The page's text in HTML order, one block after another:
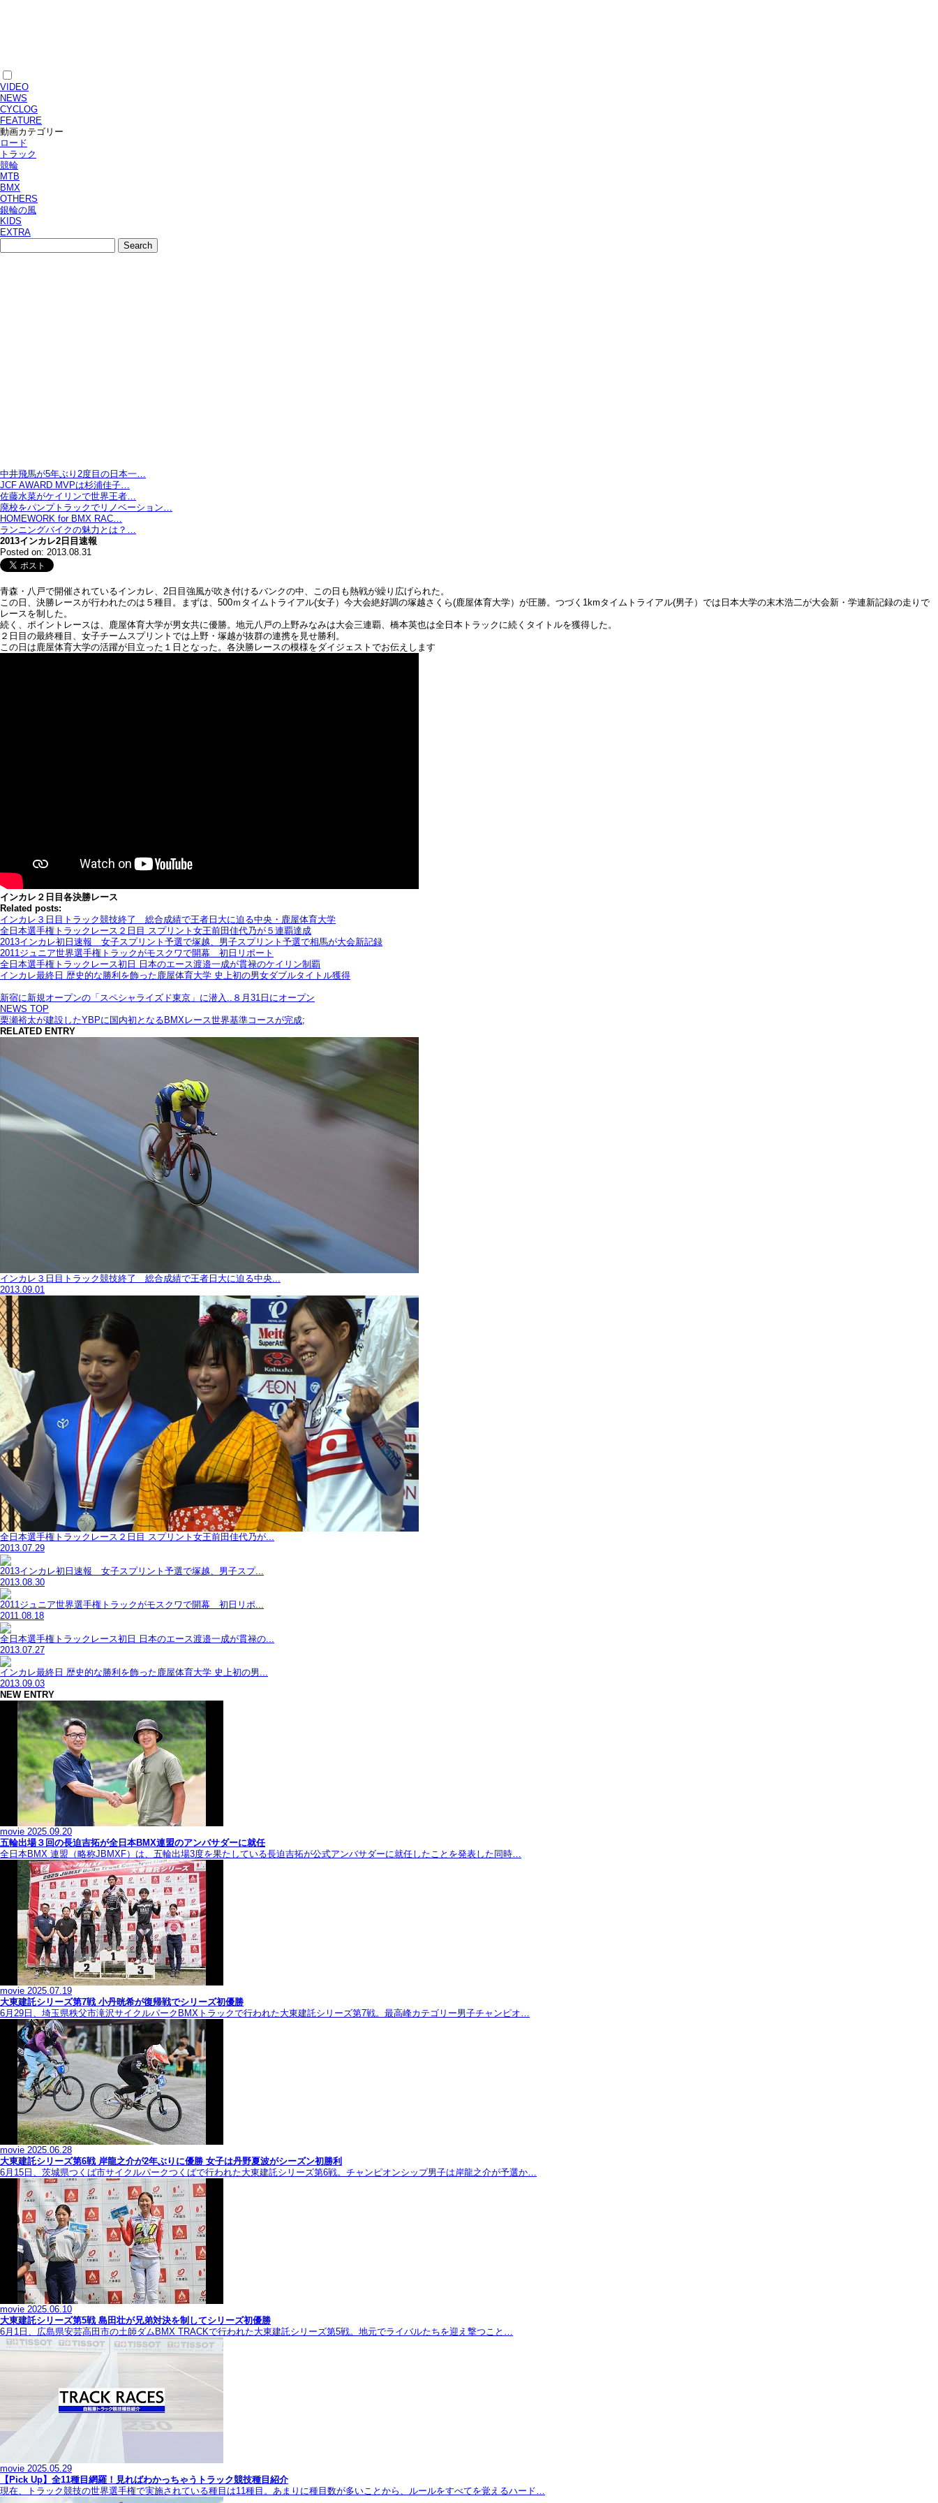
VIDEO
NEWS
CYCLOG
FEATURE
動画カテゴリー
ロード
トラック
競輪
MTB
BMX
OTHERS
銀輪の風
KIDS
EXTRA
中井飛馬が5年ぶり2度目の日本一…
JCF AWARD MVPは杉浦佳子…
佐藤水菜がケイリンで世界王者…
廃校をパンプトラックでリノベーション…
HOMEWORK for BMX RAC…
ランニングバイクの魅力とは？…
2013インカレ2日目速報
Posted on: 2013.08.31
青森・八戸で開催されているインカレ、2日目強風が吹き付けるバンクの中、この日も熱戦が繰り広げられた。
この日、決勝レースが行われたのは５種目。まずは、500ｍタイムトライアル(女子）今大会絶好調の塚越さくら(鹿屋体育大学）が圧勝。つづく1kmタイムトライアル(男子）では日本大学の末木浩二が大会新・学連新記録の走りで
レースを制した。
続く、ポイントレースは、鹿屋体育大学が男女共に優勝。地元八戸の上野みなみは大会三連覇、橋本英也は全日本トラックに続くタイトルを獲得した。
２日目の最終種目、女子チームスプリントでは上野・塚越が抜群の連携を見せ勝利。
この日は鹿屋体育大学の活躍が目立った１日となった。各決勝レースの模様をダイジェストでお伝えします
インカレ２日目各決勝レース
Related posts:
インカレ３日目トラック競技終了 総合成績で王者日大に迫る中央・鹿屋体育大学
全日本選手権トラックレース２日目 スプリント女王前田佳代乃が５連覇達成
2013インカレ初日速報 女子スプリント予選で塚越、男子スプリント予選で相馬が大会新記録
2011ジュニア世界選手権トラックがモスクワで開幕 初日リポート
全日本選手権トラックレース初日 日本のエース渡邉一成が貫禄のケイリン制覇
インカレ最終日 歴史的な勝利を飾った鹿屋体育大学 史上初の男女ダブルタイトル獲得
新宿に新規オープンの「スペシャライズド東京」に潜入..８月31日にオープン
NEWS TOP
栗瀬裕太が建設したYBPに国内初となるBMXレース世界基準コースが完成;
RELATED ENTRY
インカレ３日目トラック競技終了 総合成績で王者日大に迫る中央...
2013.09.01
全日本選手権トラックレース２日目 スプリント女王前田佳代乃が...
2013.07.29
2013インカレ初日速報 女子スプリント予選で塚越、男子スプ...
2013.08.30
2011ジュニア世界選手権トラックがモスクワで開幕 初日リポ...
2011.08.18
全日本選手権トラックレース初日 日本のエース渡邉一成が貫禄の...
2013.07.27
インカレ最終日 歴史的な勝利を飾った鹿屋体育大学 史上初の男...
2013.09.03
NEW ENTRY
movie 2025.09.20
五輪出場３回の長迫吉拓が全日本BMX連盟のアンバサダーに就任
全日本BMX 連盟（略称JBMXF）は、五輪出場3度を果たしている長迫吉拓が公式アンバサダーに就任したことを発表した同時…
movie 2025.07.19
大東建託シリーズ第7戦 ⼩丹晄希が復帰戦でシリーズ初優勝
6月29日、埼玉県秩父市滝沢サイクルパークBMXトラックで行われた大東建託シリーズ第7戦。最高峰カテゴリー男子チャンピオ…
movie 2025.06.28
大東建託シリーズ第6戦 岸龍之介が2年ぶりに優勝 女子は丹野夏波がシーズン初勝利
6月15日、茨城県つくば市サイクルパークつくばで行われた大東建託シリーズ第6戦。チャンピオンシップ男子は岸龍之介が予選か…
movie 2025.06.10
大東建託シリーズ第5戦 島田壮が兄弟対決を制してシリーズ初優勝
6月1日、広島県安芸高田市の土師ダムBMX TRACKで行われた大東建託シリーズ第5戦。地元でライバルたちを迎え撃つこと…
movie 2025.05.29
【Pick Up】全11種目網羅！見ればわかっちゃうトラック競技種目紹介
現在、トラック競技の世界選手権で実施されている種目は11種目。あまりに種目数が多いことから、ルールをすべてを覚えるハード…